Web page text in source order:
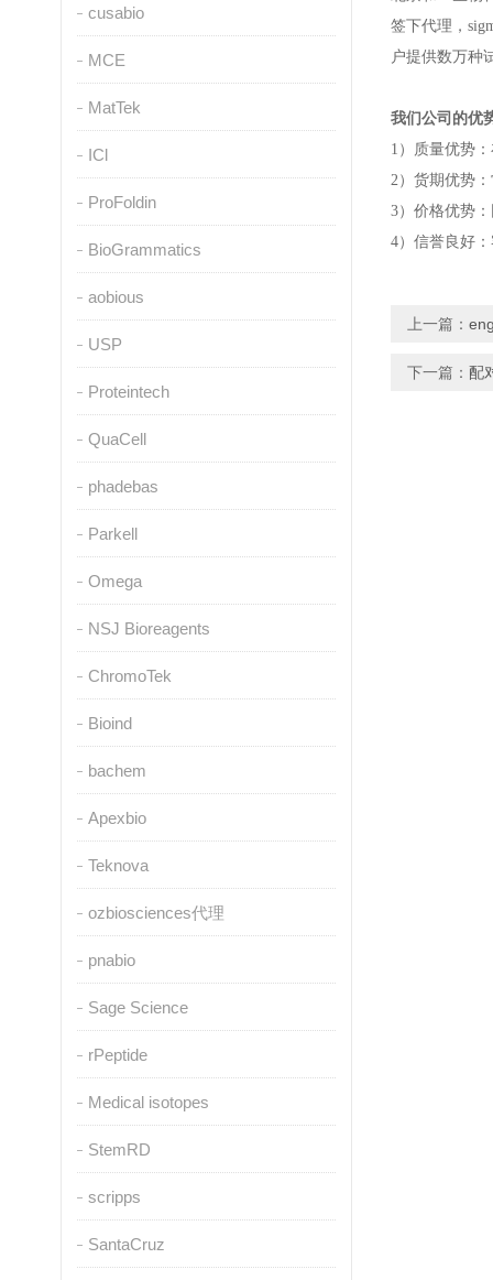
cusabio
MCE
MatTek
ICl
ProFoldin
BioGrammatics
aobious
USP
Proteintech
QuaCell
phadebas
Parkell
Omega
NSJ Bioreagents
ChromoTek
Bioind
bachem
Apexbio
Teknova
ozbiosciences代理
pnabio
Sage Science
rPeptide
Medical isotopes
StemRD
scripps
SantaCruz
签下代理，
户提供数万种
我们公司的优
1 ）质量优势
2）货期优势
3）价格优势
4）信誉良好
上一篇：
下一篇： 配